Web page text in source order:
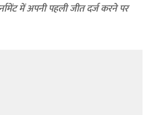
में अपनी पहली जीत दर्ज करने पर